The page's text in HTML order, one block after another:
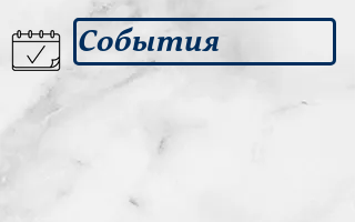
События